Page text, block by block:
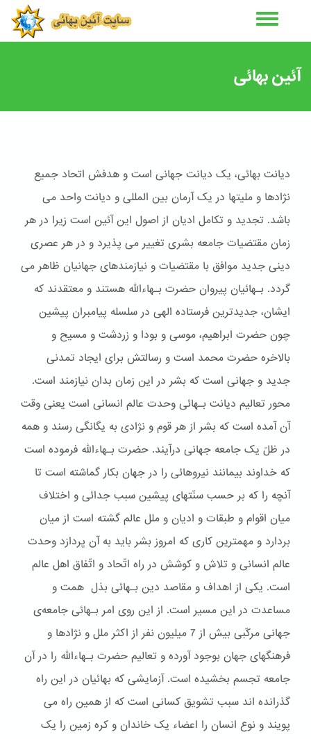
آئین بهائی
دیانت بهائی، یک دیانت جهانی است و هدفش اتحاد جمیع
نژادها و ملیتها در یک آرمان بین المللی و دیانت واحد می
باشد. تجدید و تکامل ادیان از اصول این آئین است زیرا در هر
زمان مقتضیات جامعه بشری تغییر می پذیرد و در هر عصری
دینی جدید موافق با مقتضیات و نیازمندهای جهانیان ظاهر می
گردد. بـهائیان پیروان حضرت بـهاءالله هستند و معتقدند که
ایشان، جدیدترین فرستاده الهی در سلسله پیامبران پیشین
چون حضرت ابراهیم، موسی و بودا و زردشت و مسیح و
بالاخره حضرت محمد است و رسالتش برای ایجاد تمدنی
جدید و جهانی است که بشر در این زمان بدان نیازمند است.
محور تعالیم دیانت بـهائی وحدت عالم انسانی است یعنی وقت
آن آمده است که بشر از هر قوم و نژادی به یگانگی رسند و همه
در ظلّ یک جامعه جهانی درآیند. حضرت بـهاءالله فرموده است
که خداوند بیمانند نیروهائی را در جهان بکار گماشته است تا
آنچه را که بر حسب سنّتهای پیشین سبب جدائی و اختلاف
میان اقوام و طبقات و ادیان و ملل عالم گشته است از میان
بردارد و مهمترین کاری که امروز بشر باید به آن پردازد وحدت
عالم انسانی و تلاش و کوشش در راه اتّحاد و اتّفاق اهل عالم
است. یکی از اهداف و مقاصد دین بـهائی بذل همت و
مساعدت در این مسیر است. از این روی امر بـهائی جامعه‌ی
جهانی مرکّبی بیش از 7 میلیون نفر از اکثر ملل و نژادها و
فرهنگهای جهان بوجود آورده و تعالیم حضرت بـهاءالله را در آن
جامعه تجسم بخشیده است. آزمایشی که بهائیان در این راه
گذرانده اند سبب تشویق کسانی است که از همین راه می
پویند و نوع انسان را اعضاء یک خاندان و کره زمین را یک